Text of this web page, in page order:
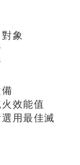
象
效能值
用最佳滅